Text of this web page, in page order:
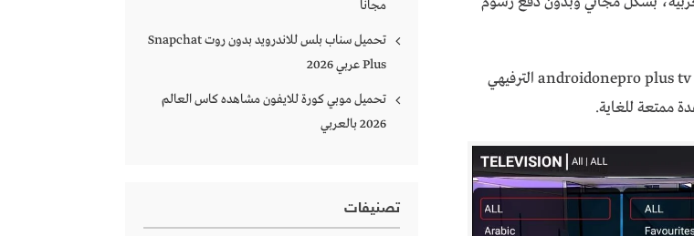
ونحن عبر موقع برنامج سوف نتحدث عن المزيد من التفاصيل حول تطبيق androidonepro plus tv الترفيهي
ممتعة للغاية.
مجانا
تحميل سناب بلس للاندرويد بدون روت Snapchat
Plus‏ عربي 2026
تحميل موبي كورة للايفون مشاهده كاس العالم
2026 بالعربي
تصنيفات